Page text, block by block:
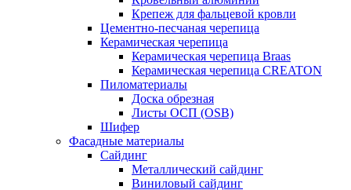
Крепеж для фальцевой кровли
Цементно-песчаная черепица
Керамическая черепица
Керамическая черепица Braas
Керамическая черепица CREATON
Пиломатериалы
Доска обрезная
Листы ОСП (OSB)
Шифер
Фасадные материалы
Сайдинг
Металлический сайдинг
Виниловый сайдинг